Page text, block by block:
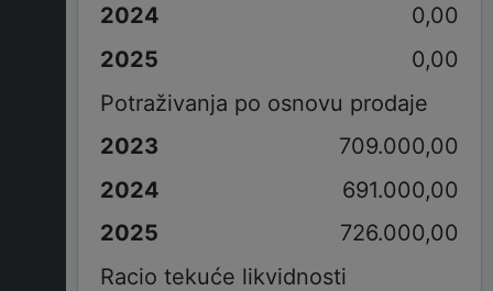
0,00
0,00
Potraživanja po osnovu prodaje
709.000,00
691.000,00
726.000,00
Racio tekuće likvidnosti